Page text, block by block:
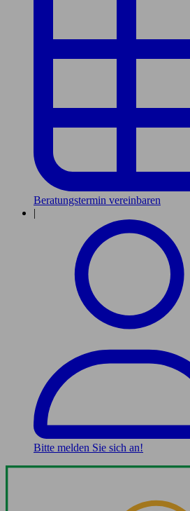
Beratungstermin vereinbaren
|
Bitte melden Sie sich an!